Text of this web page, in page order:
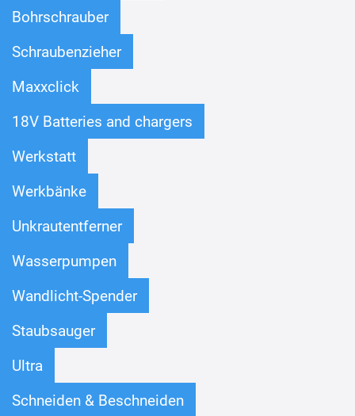
Bohrschrauber
Schraubenzieher
Maxxclick
18V Batteries and chargers
Werkstatt
Werkbänke
Unkrautentferner
Wasserpumpen
Wandlicht-Spender
Staubsauger
Ultra
Schneiden & Beschneiden